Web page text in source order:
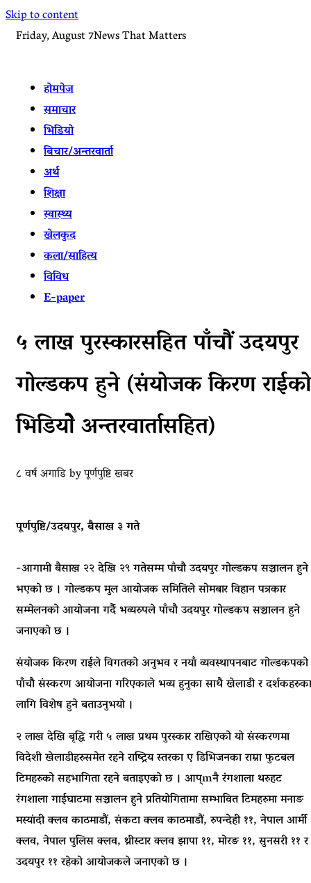
Skip to content
Friday, August 7News That Matters
होमपेज
समाचार
भिडियो
बिचार/अन्तरवार्ता
अर्थ
शिक्षा
स्वास्थ्य
खेलकुद
कला/साहित्य
विविध
E-paper
५ लाख पुरस्कारसहित पाँचौं उदयपुर
गोल्डकप हुने (संयोजक किरण राईको
भिडियोे अन्तरवार्तासहित)
८ वर्ष अगाडिbyपूर्णपुष्टि खबर
पूर्णपुष्टि/उदयपुर, बैसाख ३ गते
-आगामी बैसाख २२ देखि २९ गतेसम्म पाँचौ उदयपुर गोल्डकप सञ्चालन हुने
भएको छ । गोल्डकप मुल आयोजक समितिले सोमबार विहान पत्रकार
सम्मेलनको आयोजना गर्दै भव्यरुपले पाँचौ उदयपुर गोल्डकप सञ्चालन हुने
जनाएको छ ।
संयोजक किरण राईले विगतको अनुभव र नयाँ व्यवस्थापनबाट गोल्डकपको
पाँचौ संस्करण आयोजना गरिएकाले भव्य हुनुका साथै खेलाडी र दर्शकहरुका
लागि विशेष हुने बताउनुभयो ।
२ लाख देखि बृद्धि गरी ५ लाख प्रथम पुरस्कार राखिएको यो संस्करणमा
विदेशी खेलाडीहरुसमेत रहने राष्ट्रिय स्तरका ए डिभिजनका राम्रा फुटबल
टिमहरुको सहभागिता रहने बताइएको छ । आप्mनै रंगशाला थरुहट
रंगशाला गाईघाटमा सञ्चालन हुने प्रतियोगितामा सम्भावित टिमहरुमा मनाङ
मस्यांदी क्लव काठमाडौं, संकटा क्लव काठमाडौं, रुपन्देही ११, नेपाल आर्मी
क्लव, नेपाल पुलिस क्लव, थ्रीस्टार क्लव झापा ११, मोरङ ११, सुनसरी ११ र
उदयपुर ११ रहेको आयोजकले जनाएको छ ।